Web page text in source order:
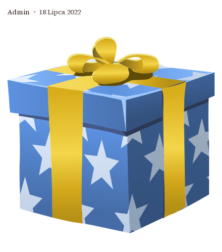
Admin 18 Lipca 2022